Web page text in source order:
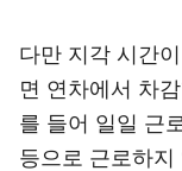
다만 지각 시간
면 연차에서 차
를 들어 일일 근
등으로 근로하